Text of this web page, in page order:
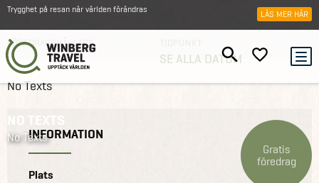
Trygghet på resan när världen förändras LÄS MER HÄR
Gratis
föredrag
NO TEXTS
No Texts
FÖREDRAGSHÅLLARE
SE ALLA DATUM
Reseföredrag Resekvällar Mauritius | Malmö
No Texts
INFORMATION
Plats